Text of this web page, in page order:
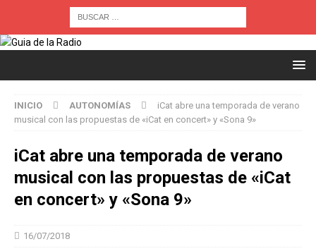
INICIO AUTONOMÍAS
iCat abre una temporada de verano
musical con las propuestas de «iCat en concert» y «Sona 9»
iCat abre una temporada de verano
musical con las propuestas de «iCat
en concert» y «Sona 9»
16/07/2018